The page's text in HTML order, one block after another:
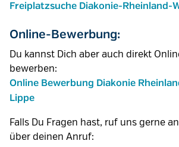
Freiplatzsuche Diakonie-Rheinland-
Online-Bewerbung:
Du kannst Dich aber auch direkt
bewerben:
Online Bewerbung Diakonie
Lippe
Falls Du Fragen hast, ruf uns gerne
über deinen Anruf: